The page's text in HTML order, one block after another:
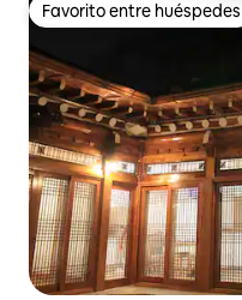
Favorito entre huéspedes
Favorito entre huéspedes